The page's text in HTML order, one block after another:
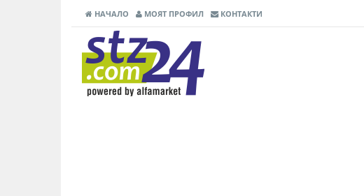
НАЧАЛО МОЯТ ПРОФИЛ КОНТАКТИ